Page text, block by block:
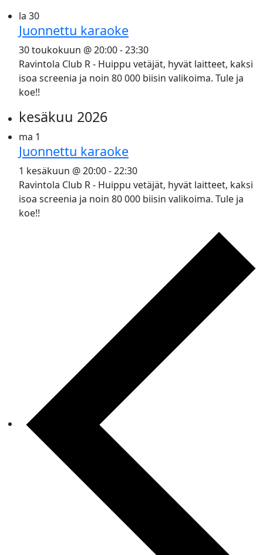
la 30
Juonnettu karaoke
30 toukokuun @ 20:00-23:30
Ravintola Club R - Huippu vetäjät, hyvät laitteet, kaksi
isoa screenia ja noin 80 000 biisin valikoima. Tule ja
koe!!
kesäkuu 2026
ma 1
Juonnettu karaoke
1 kesäkuun @ 20:00-22:30
Ravintola Club R - Huippu vetäjät, hyvät laitteet, kaksi
isoa screenia ja noin 80 000 biisin valikoima. Tule ja
koe!!